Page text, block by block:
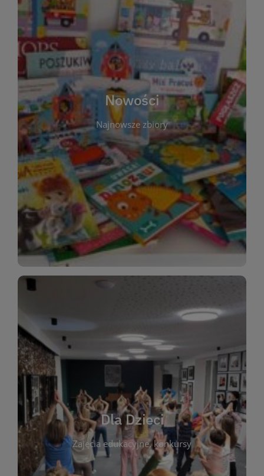
Nowości
Najnowsze zbiory
W tej sekcji prezentujemy najnowsze książki,
audiobooki oraz filmy, które właśnie trafiły do
zbiorów Miejskiej Biblioteki Publicznej w
Starachowicach. Regularnie aktualizujemy listę,
aby Czytelnicy mogli na bieżąco odkrywać świeże
tytuły i najciekawsze premiery wydawnicze. Każda
pozycja opatrzona jest krótkim opisem i
informacją o dostępności w katalogu. Zachęcamy
do częstych odwiedzin – nowości pojawiają się
niemal każdego tygodnia! Dzięki tej zakładce
zawsze będziesz wiedzieć, co warto przeczytać
jako pierwsze.
WIĘCEJ
Dla Dzieci
Zajęcia edukacyjne, konkursy
plastycznych i spotkaniach z autorami książek dla
dzieci. Biblioteka oferuje bogaty wybór bajek,
opowiadań i lektur szkolnych, a także przyjazny
kącik do wspólnego czytania. Pragniemy
rozbudzać miłość do książek od najmłodszych lat.
Zapraszamy do wspólnej zabawy i odkrywania
świata literatury!
WIĘCEJ